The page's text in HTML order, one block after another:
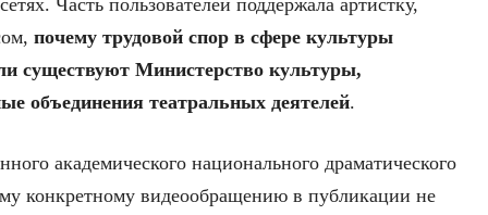
почему трудовой спор в сфере культуры
существуют Министерство культуры,
объединения театральных деятелей.
академического национального драматического
конкретному видеообращению в публикации не